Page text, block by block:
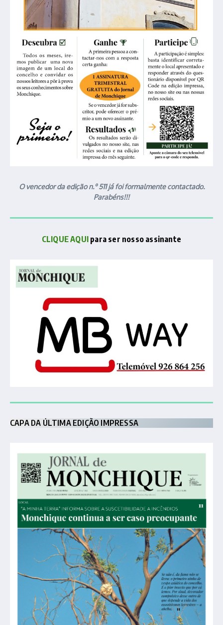
O vencedor da edição n.º 511 já foi formalmente contactado.
Parabéns!!!
CLIQUE AQUI para ser nosso assinante
CAPA DA ÚLTIMA EDIÇÃO IMPRESSA